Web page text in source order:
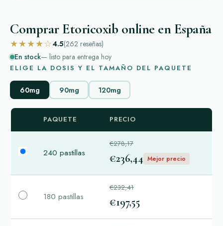
Comprar Etoricoxib online en España
★★★★☆4.5(262 reseñas)
En stock— listo para entrega hoy
ELIGE LA DOSIS Y EL TAMAÑO DEL PAQUETE
60mg 90mg 120mg
PAQUETE PRECIO
240 pastillas
€278,17
€236,44 Mejor precio
180 pastillas
€232,41
€197,55